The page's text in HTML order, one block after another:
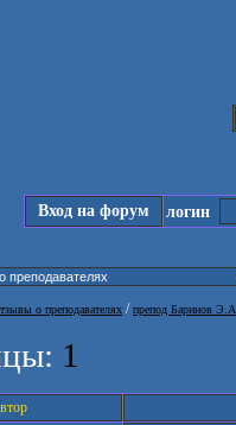
Вход на форум логин
о преподавателях /препод Баринов Э.А.
1